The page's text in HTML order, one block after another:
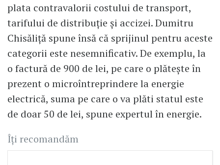
plata contravalorii costului de transport,
tarifului de distribuţie şi accizei. Dumitru
Chisăliță spune însă că sprijinul pentru aceste
categorii este nesemnificativ. De exemplu, la
o factură de 900 de lei, pe care o plătește în
prezent o microîntreprindere la energie
electrică, suma pe care o va plăti statul este
de doar 50 de lei, spune expertul în energie.
Îți recomandăm